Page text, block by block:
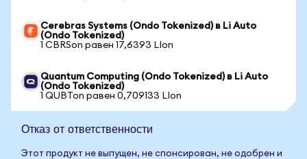
Cerebras Systems (Ondo Tokenized) в Li Auto
(Ondo Tokenized)
1 CBRSon равен 17,6393 LIon
Quantum Computing (Ondo Tokenized) в Li Auto
(Ondo Tokenized)
1 QUBTon равен 0,709133 LIon
Отказ от ответственности
Этот продукт не выпущен, не спонсирован, не одобрен и